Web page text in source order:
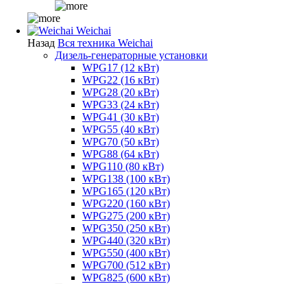
Weichai
Назад Вся техника Weichai
Дизель-генераторные установки
WPG17 (12 кВт)
WPG22 (16 кВт)
WPG28 (20 кВт)
WPG33 (24 кВт)
WPG41 (30 кВт)
WPG55 (40 кВт)
WPG70 (50 кВт)
WPG88 (64 кВт)
WPG110 (80 кВт)
WPG138 (100 кВт)
WPG165 (120 кВт)
WPG220 (160 кВт)
WPG275 (200 кВт)
WPG350 (250 кВт)
WPG440 (320 кВт)
WPG550 (400 кВт)
WPG700 (512 кВт)
WPG825 (600 кВт)